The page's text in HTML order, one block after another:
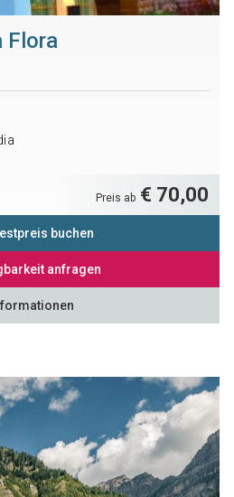
Flora
Preis ab € 70,00
buchen
anfragen